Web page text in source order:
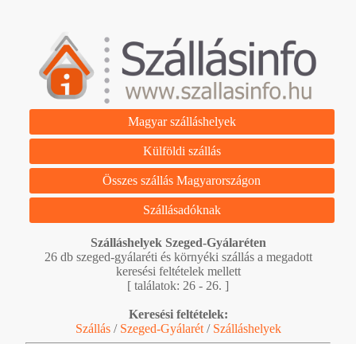
Magyar szálláshelyek
Külföldi szállás
Összes szállás Magyarországon
Szállásadóknak
Szálláshelyek Szeged-Gyálaréten
26 db szeged-gyálaréti és környéki szállás a megadott
keresési feltételek mellett
[ találatok: 26 - 26. ]
Keresési feltételek:
Szállás/ Szeged-Gyálarét/ Szálláshelyek